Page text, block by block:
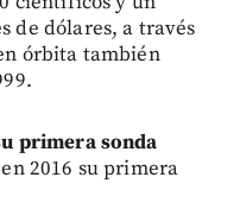
de dólares, a través
órbita también
primera sonda
2016 su primera